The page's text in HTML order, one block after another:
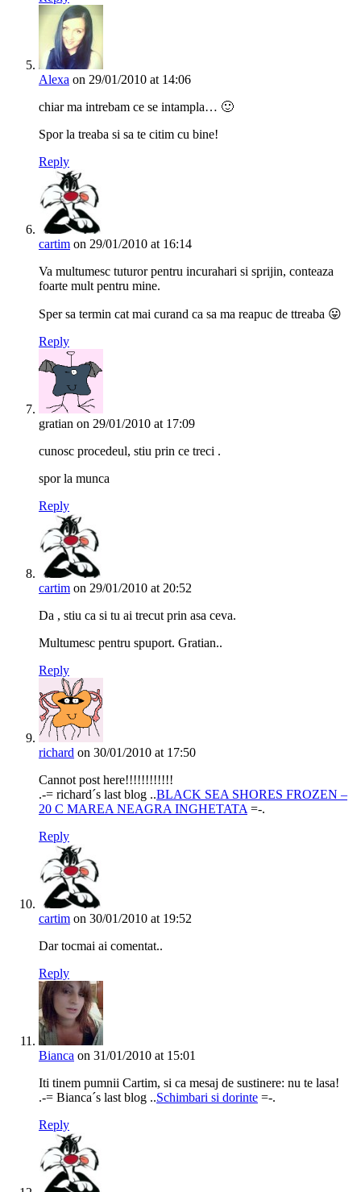
Alexa on 29/01/2010 at 14:06
chiar ma intrebam ce se intampla… 🙂
Spor la treaba si sa te citim cu bine!
Reply
cartim on 29/01/2010 at 16:14
Va multumesc tuturor pentru incurahari si sprijin, conteaza
foarte mult pentru mine.
Sper sa termin cat mai curand ca sa ma reapuc de ttreaba 😛
Reply
gratian on 29/01/2010 at 17:09
cunosc procedeul, stiu prin ce treci .
spor la munca
Reply
cartim on 29/01/2010 at 20:52
Da , stiu ca si tu ai trecut prin asa ceva.
Multumesc pentru spuport. Gratian..
Reply
richard on 30/01/2010 at 17:50
Cannot post here!!!!!!!!!!!!
.-= richard´s last blog ..BLACK SEA SHORES FROZEN –
20 C MAREA NEAGRA INGHETATA =-.
Reply
cartim on 30/01/2010 at 19:52
Dar tocmai ai comentat..
Reply
Bianca on 31/01/2010 at 15:01
Iti tinem pumnii Cartim, si ca mesaj de sustinere: nu te lasa!
.-= Bianca´s last blog ..Schimbari si dorinte =-.
Reply